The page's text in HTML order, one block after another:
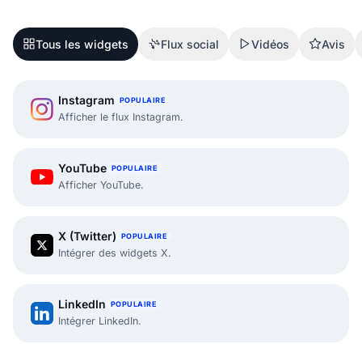
Tous les widgets Flux social Vidéos Avis
Instagram POPULAIRE
Afficher le flux Instagram.
YouTube POPULAIRE
Afficher YouTube.
X (Twitter) POPULAIRE
Intégrer des widgets X.
LinkedIn POPULAIRE
Intégrer LinkedIn.